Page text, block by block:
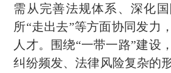
需从完善法规体系、深化
所“走出去”等方面协同发力
人才。围绕“一带一路”建设
纠纷频发、法律风险复杂的